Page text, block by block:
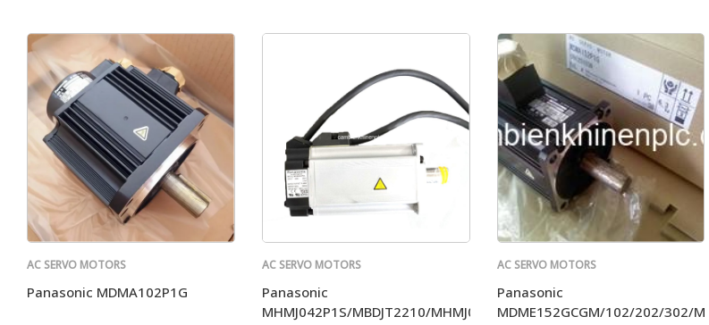
AC SERVO MOTORS
Panasonic MDMA102P1G
AC SERVO MOTORS
Panasonic
MHMJ042P1S/MBDJT2210/MHMJ082P1S+MCDJT3220
AC SERVO MOTORS
Panasonic
MDME152GCGM/102/202/302/